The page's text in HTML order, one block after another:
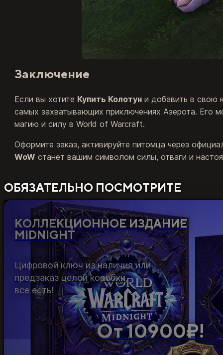
Заключение
Если вы хотите Купить Колотун и добавить в свою
самых захватывающих приключениях Азерота. Его
магию и силу в World of Warcraft.
Оформите заказ, активируйте питомца через
WoW станет вашим символом силы, отваги и
ОБЯЗАТЕЛЬНО ПОСМОТРИТЕ
КОЛЛЕКЦИОННОЕ ИЗДАНИЕ
MIDNIGHT
От 10900₽!
Цифровой ключ из наличия или
предзаказ целой коробки,
все есть!